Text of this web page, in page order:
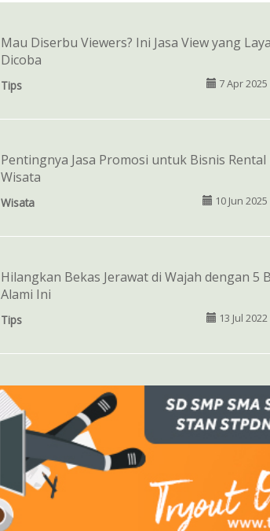
Mau Diserbu Viewers? Ini Jasa View yang
Dicoba
Tips 7 Apr
Pentingnya Jasa Promosi untuk Bisnis
Wisata
Wisata 10 Jun
Hilangkan Bekas Jerawat di Wajah dengan 5
Alami Ini
Tips 13 Jul